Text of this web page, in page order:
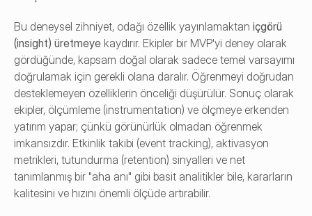
Bu deneysel zihniyet, odağı özellik yayınlamaktan içgörü
(insight) üretmeye kaydırır. Ekipler bir MVP'yi deney olarak
gördüğünde, kapsam doğal olarak sadece temel varsayımı
doğrulamak için gerekli olana daralır. Öğrenmeyi doğrudan
desteklemeyen özelliklerin önceliği düşürülür. Sonuç olarak
ekipler, ölçümleme (instrumentation) ve ölçmeye erkenden
yatırım yapar; çünkü görünürlük olmadan öğrenmek
imkansızdır. Etkinlik takibi (event tracking), aktivasyon
metrikleri, tutundurma (retention) sinyalleri ve net
tanımlanmış bir "aha anı" gibi basit analitikler bile, kararların
kalitesini ve hızını önemli ölçüde artırabilir.